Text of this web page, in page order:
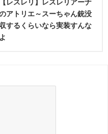
【レスレリ】レスレリアーナ
アトリエ～スーちゃん銃没
収するくらいなら実装すんな
よ